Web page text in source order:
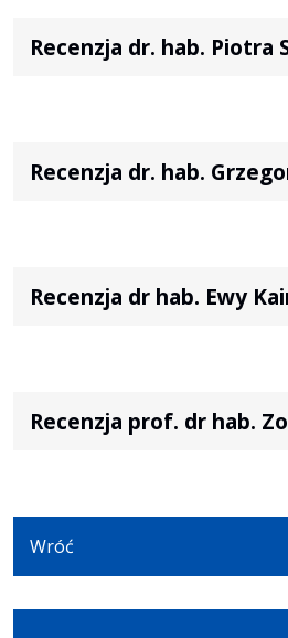
Recenzja dr. hab. Piotra
Recenzja dr. hab.
Recenzja dr hab. Ewy
Recenzja prof. dr hab.
Wróć